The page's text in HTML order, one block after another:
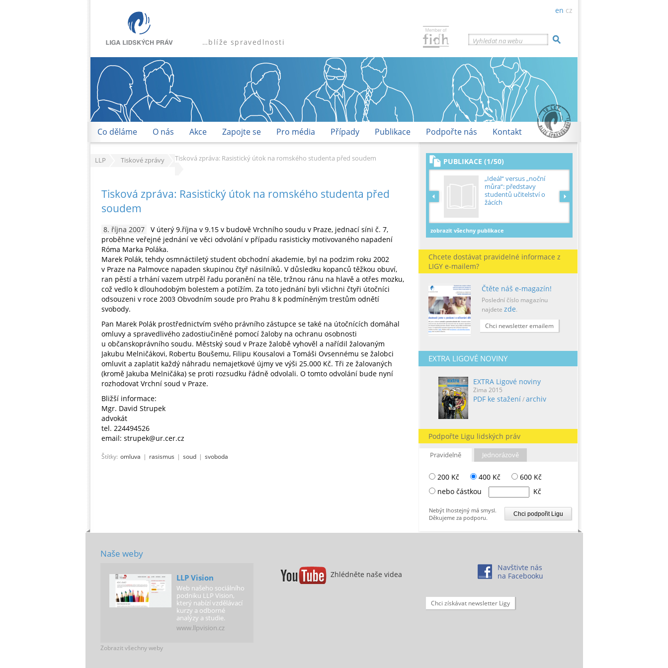
…blíže spravedlnosti Vyhledat na webu
en cz
Co děláme O nás Akce Zapojte se Pro média Případy Publikace Podpořte nás Kontakt
LLP Tiskové zprávy Tisková zpráva: Rasistický útok na romského studenta před soudem PUBLIKACE (1/50)
„Ideál“ versus „noční
můra“: představy
studentů učitelství o
žácích
zobrazit všechny publikace
Chcete dostávat pravidelné informace z
LIGY e-mailem?
Čtěte náš e-magazín!
Poslední číslo magazínu
najdete zde.
Chci newsletter emailem
EXTRA LIGOVÉ NOVINY
EXTRA Ligové noviny
Zima 2015
PDF ke stažení/archiv
Podpořte Ligu lidských práv
Pravidelně
200 Kč 400 Kč
600 Kč
nebo částkou
Kč
Nebýt lhostejný má smysl.
Děkujeme za podporu.
Jednorázově
Tisková zpráva: Rasistický útok na romského studenta před
soudem
8. října 2007
V úterý 9.října v 9.15 v budově Vrchního soudu v Praze, jednací síni č. 7,
proběhne veřejné jednání ve věci odvolání v případu rasisticky motivovaného napadení
Róma Marka Poláka.
Marek Polák, tehdy osmnáctiletý student obchodní akademie, byl na podzim roku 2002
v Praze na Palmovce napaden skupinou čtyř násilníků. V důsledku kopanců těžkou obuví,
ran pěstí a trhání vazem utrpěl řadu poranění na těle, tržnou ránu na hlavě a otřes mozku,
což vedlo k dlouhodobým bolestem a potížím. Za toto jednání byli všichni čtyři útočníci
odsouzeni v roce 2003 Obvodním soude pro Prahu 8 k podmíněným trestům odnětí
svobody.
Pan Marek Polák prostřednictvím svého právního zástupce se také na útočnících domáhal
omluvy a spravedlivého zadostiučiněné pomocí žaloby na ochranu osobnosti
u občanskoprávního soudu. Městský soud v Praze žalobě vyhověl a nařídil žalovaným
Jakubu Melničákovi, Robertu Boušemu, Filipu Kousalovi a Tomáši Ovsennému se žalobci
omluvit a zaplatit každý náhradu nemajetkové újmy ve výši 25.000 Kč. Tři ze žalovaných
(kromě Jakuba Melničáka) se proti rozsudku řádně odvolali. O tomto odvolání bude nyní
rozhodovat Vrchní soud v Praze.
Bližší informace:
Mgr. David Strupek
advokát
tel. 224494526
email: strupek@ur.cer.cz
Štítky: omluva | rasismus | soud | svoboda
Naše weby
LLP Vision
Web našeho sociálního
podniku LLP Vision,
který nabízí vzdělávací
kurzy a odborné
analýzy a studie.
www.llpvision.cz
Zobrazit všechny weby
Zhlédněte naše videa
Navštivte nás
na Facebooku
Chci získávat newsletter Ligy